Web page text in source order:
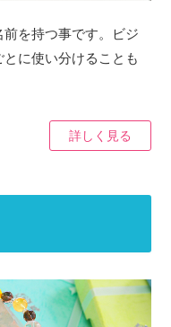
を持つ事です。ビジ
に使い分けることも
詳しく見る